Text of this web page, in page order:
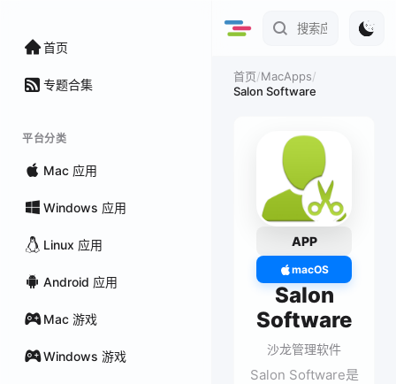
首页
专题合集
平台分类
Mac 应用
Windows 应用
Linux 应用
Android 应用
Mac 游戏
Windows 游戏
首页/MacApps/
Salon Software
APP
macOS
Salon
Software
沙龙管理软件
Salon Software是